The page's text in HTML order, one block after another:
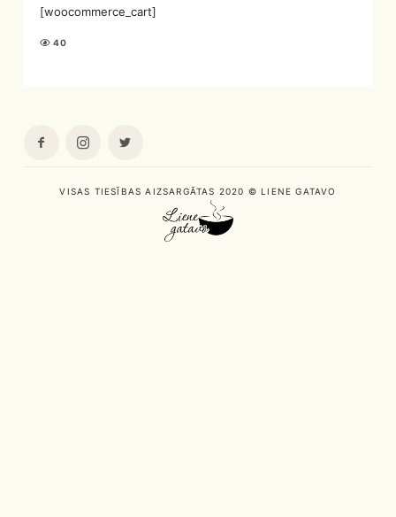
[woocommerce_cart]
40
VISAS TIESĪBAS AIZSARGĀTAS 2020 © LIENE GATAVO